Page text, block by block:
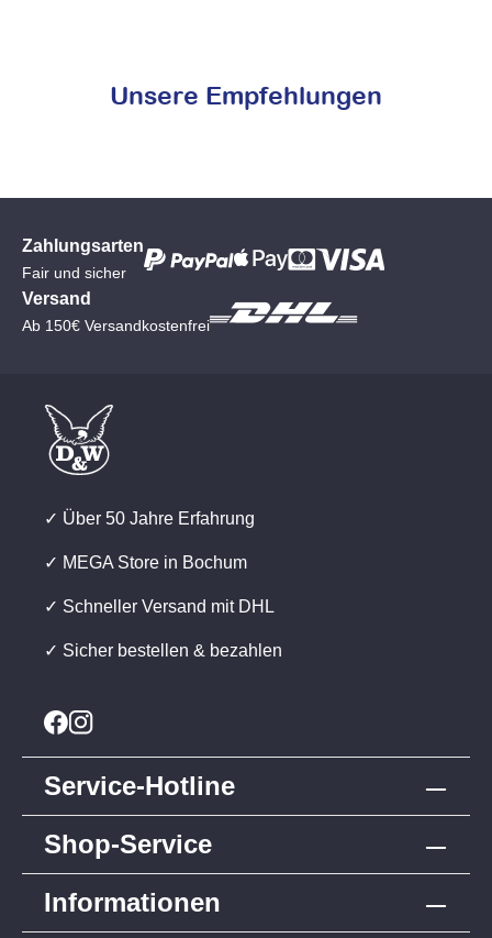
Unsere Empfehlungen
Zahlungsarten
Fair und sicher
Versand
Ab 150€ Versandkostenfrei
✓ Über 50 Jahre Erfahrung
✓ MEGA Store in Bochum
✓ Schneller Versand mit DHL
✓ Sicher bestellen & bezahlen
Service-Hotline
Shop-Service
Informationen